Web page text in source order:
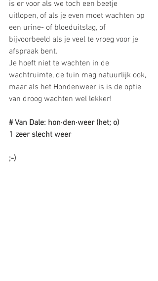
is er voor als we toch een beetje
uitlopen, of als je even moet wachten op
een urine- of bloeduitslag, of
bijvoorbeeld als je veel te vroeg voor je
afspraak bent.
Je hoeft niet te wachten in de
wachtruimte, de tuin mag natuurlijk ook,
maar als het Hondenweer is is de optie
van droog wachten wel lekker!
# Van Dale: hon·den·weer (het; o)
1 zeer slecht weer
;-)